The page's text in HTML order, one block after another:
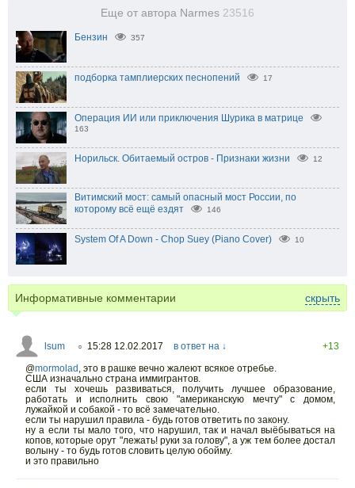
Еще от автора Narmes 23516
Бензин 357
подборка тамплиерских песнопений 17
Операция ИИ или приключения Шурика в матрице
163
Норильск. Обитаемый остров - Признаки жизни 12
Витимский мост: самый опасный мост России, по
которому всё ещё ездят
146
System Of A Down - Chop Suey (Piano Cover) 10
Информативные комментарии скрыть
lsum ○ 15:28 12.02.2017 в ответ на ↓
+13
@mormolad это в рашке вечно жалеют всякое отребье.
США изначально страна иммигрантов.
если ты хочешь развиваться, получить лучшее образование,
работать и исполнить свою "американскую мечту" с домом,
лужайкой и собакой - то всё замечательно.
если ты нарушил правила - будь готов ответить по закону.
ну а если ты мало того, что нарушил, так и начал выёбываться на
копов, которые орут "лежать! руки за голову", а уж тем более достал
волыну - то будь готов словить целую обойму.
и это правильно